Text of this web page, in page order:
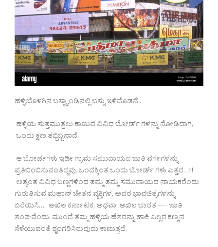
ಹಳ್ಳಿಯೊಳಗಿನ ಬಸ್ಟ್ಯಾಂಡಿನಲ್ಲಿ ಬಸ್ಸು ಇಳಿದೊಡನೆ..
ಹಳ್ಳಿಯ ಸುತ್ತಮುತ್ತಲು ಕಾಣುವ ವಿವಿಧ ಬೋರ್ಡ್ ಗಳನ್ನು ನೋಡಿದಾಗ,
ಒಂದು ಕ್ಷಣ ತಬ್ಬಿಬ್ಬನಾದೆ.
ಆ ಬೋರ್ಡಗಳು ಇಡೀ ಗ್ರಾಮ ಸಮುದಾಯದ ಜಾತಿ ವರ್ಗಗಳನ್ನು
ಪ್ರತಿಬಿಂಬಿಸುವಂತಿದ್ದವು. ಒಂದಕ್ಕಿಂತ ಒಂದು ಬೋರ್ಡ್ ಗಳು ಎತ್ತರ…!!
ಅತ್ಯಂತ ವಿವಿಧ ಬಣ್ಣಗಳಿಂದ ತಮ್ಮ ತಮ್ಮ ಸಮುದಾಯದ ನಾಯಕರೆಂದು
ಗುರುತಿಸುವ ಮಹಾನ್ ಚೇತನ ವ್ಯಕ್ತಿಗಳ, ಅವರ ಭಾವಚಿತ್ರಗಳನ್ನು
ಬರೆಯಿಸಿ…. ಅಖಿಲ ಕರ್ನಾಟಕ, ಅಥವಾ ಅಖಿಲ ಭಾರತ —- ಜಾತಿ
ಸಂಘವೆಂದು, ಮುಂದೆ ತಮ್ಮ ಹಳ್ಳಿಯ ಹೆಸರನ್ನು ಹಾಕಿ ಎಲ್ಲರ ಕಣ್ಮನ
ಸೆಳೆಯುವಂತೆ ಶೃಂಗರಿಸಿರುವುದು ಕಾಣುತ್ತದೆ.